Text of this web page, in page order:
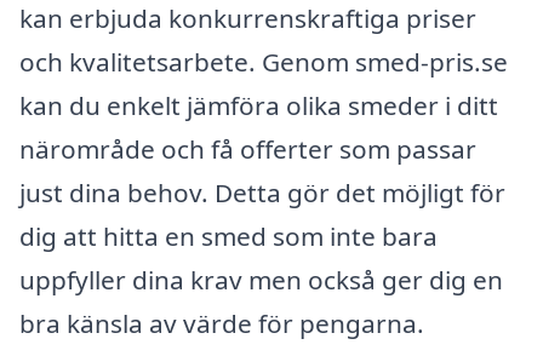
kan erbjuda konkurrenskraftiga priser
och kvalitetsarbete. Genom smed-pris.se
kan du enkelt jämföra olika smeder i ditt
närområde och få offerter som passar
just dina behov. Detta gör det möjligt för
dig att hitta en smed som inte bara
uppfyller dina krav men också ger dig en
bra känsla av värde för pengarna.